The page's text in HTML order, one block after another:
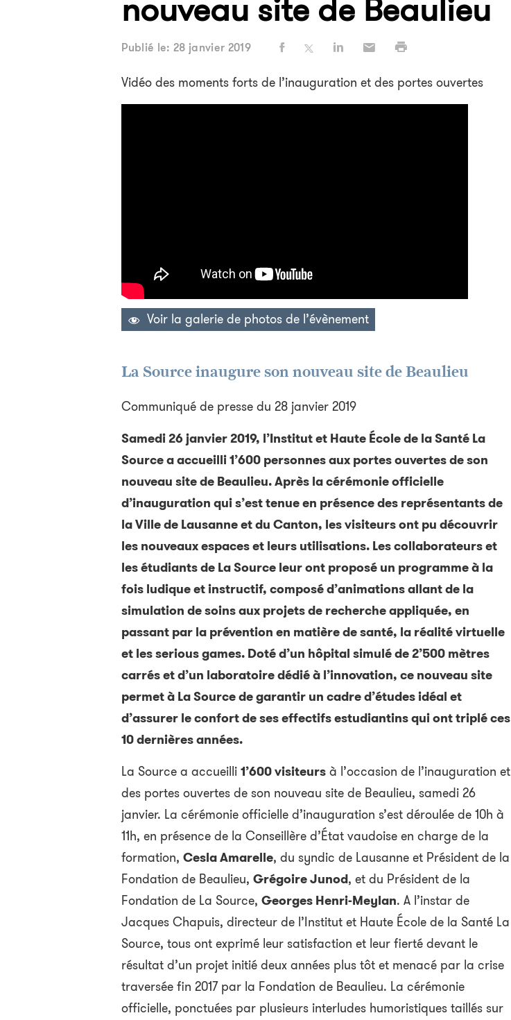
nouveau site de Beaulieu
Publié le: 28 janvier 2019
Vidéo des moments forts de l’inauguration et des portes ouvertes
Voir la galerie de photos de l’évènement
La Source inaugure son nouveau site de Beaulieu
Communiqué de presse du 28 janvier 2019
Samedi 26 janvier 2019, l’Institut et Haute École de la Santé La
Source a accueilli 1’600 personnes aux portes ouvertes de son
nouveau site de Beaulieu. Après la cérémonie officielle
d’inauguration qui s’est tenue en présence des représentants de
la Ville de Lausanne et du Canton, les visiteurs ont pu découvrir
les nouveaux espaces et leurs utilisations. Les collaborateurs et
les étudiants de La Source leur ont proposé un programme à la
fois ludique et instructif, composé d’animations allant de la
simulation de soins aux projets de recherche appliquée, en
passant par la prévention en matière de santé, la réalité virtuelle
et les serious games. Doté d’un hôpital simulé de 2’500 mètres
carrés et d’un laboratoire dédié à l’innovation, ce nouveau site
permet à La Source de garantir un cadre d’études idéal et
d’assurer le confort de ses effectifs estudiantins qui ont triplé ces
10 dernières années.
La Source a accueilli1’600 visiteursà l’occasion de l’inauguration et
des portes ouvertes de son nouveau site de Beaulieu, samedi 26
janvier. La cérémonie officielle d’inauguration s’est déroulée de 10h à
11h, en présence de la Conseillère d’État vaudoise en charge de la
formation, Cesla Amarelle, du syndic de Lausanne et Président de la
Fondation de Beaulieu, Grégoire Junod, et du Président de la
Fondation de La Source, Georges Henri-Meylan. A l’instar de
Jacques Chapuis, directeur de l’Institut et Haute École de la Santé La
Source, tous ont exprimé leur satisfaction et leur fierté devant le
résultat d’un projet initié deux années plus tôt et menacé par la crise
traversée fin 2017 par la Fondation de Beaulieu. La cérémonie
officielle, ponctuées par plusieurs interludes humoristiques taillés sur